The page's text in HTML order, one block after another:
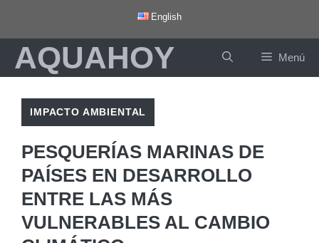
contenido
English
AQUAHOY Menú
IMPACTO AMBIENTAL
PESQUERÍAS MARINAS DE
PAÍSES EN DESARROLLO
ENTRE LAS MÁS
VULNERABLES AL CAMBIO